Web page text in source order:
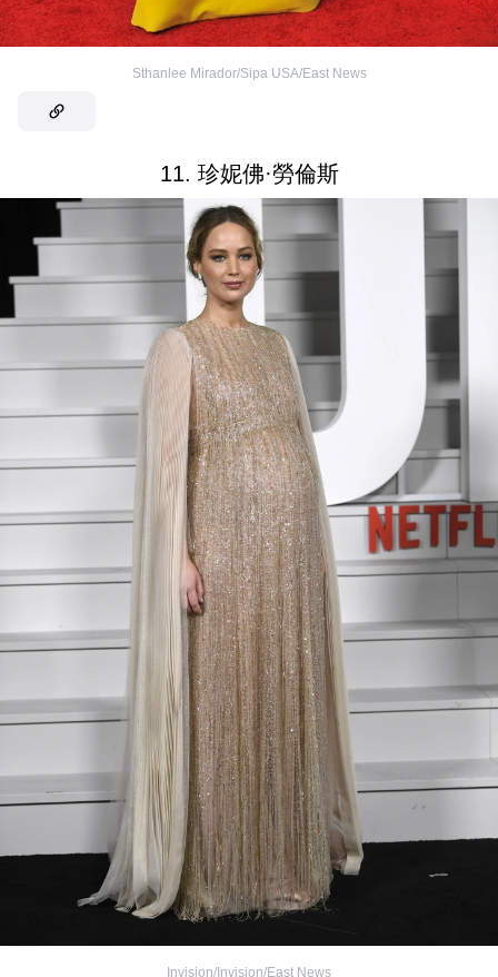
Sthanlee Mirador/Sipa USA/East News
11. 珍妮佛·勞倫斯
Invision/Invision/East News